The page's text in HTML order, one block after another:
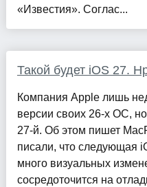
«Известия». Соглас...
Такой будет iOS 27.
Компания Apple лишь
версии своих 26-х ОС,
27-й. Об этом пишет
писали, что следующая
много визуальных
сосредоточится на